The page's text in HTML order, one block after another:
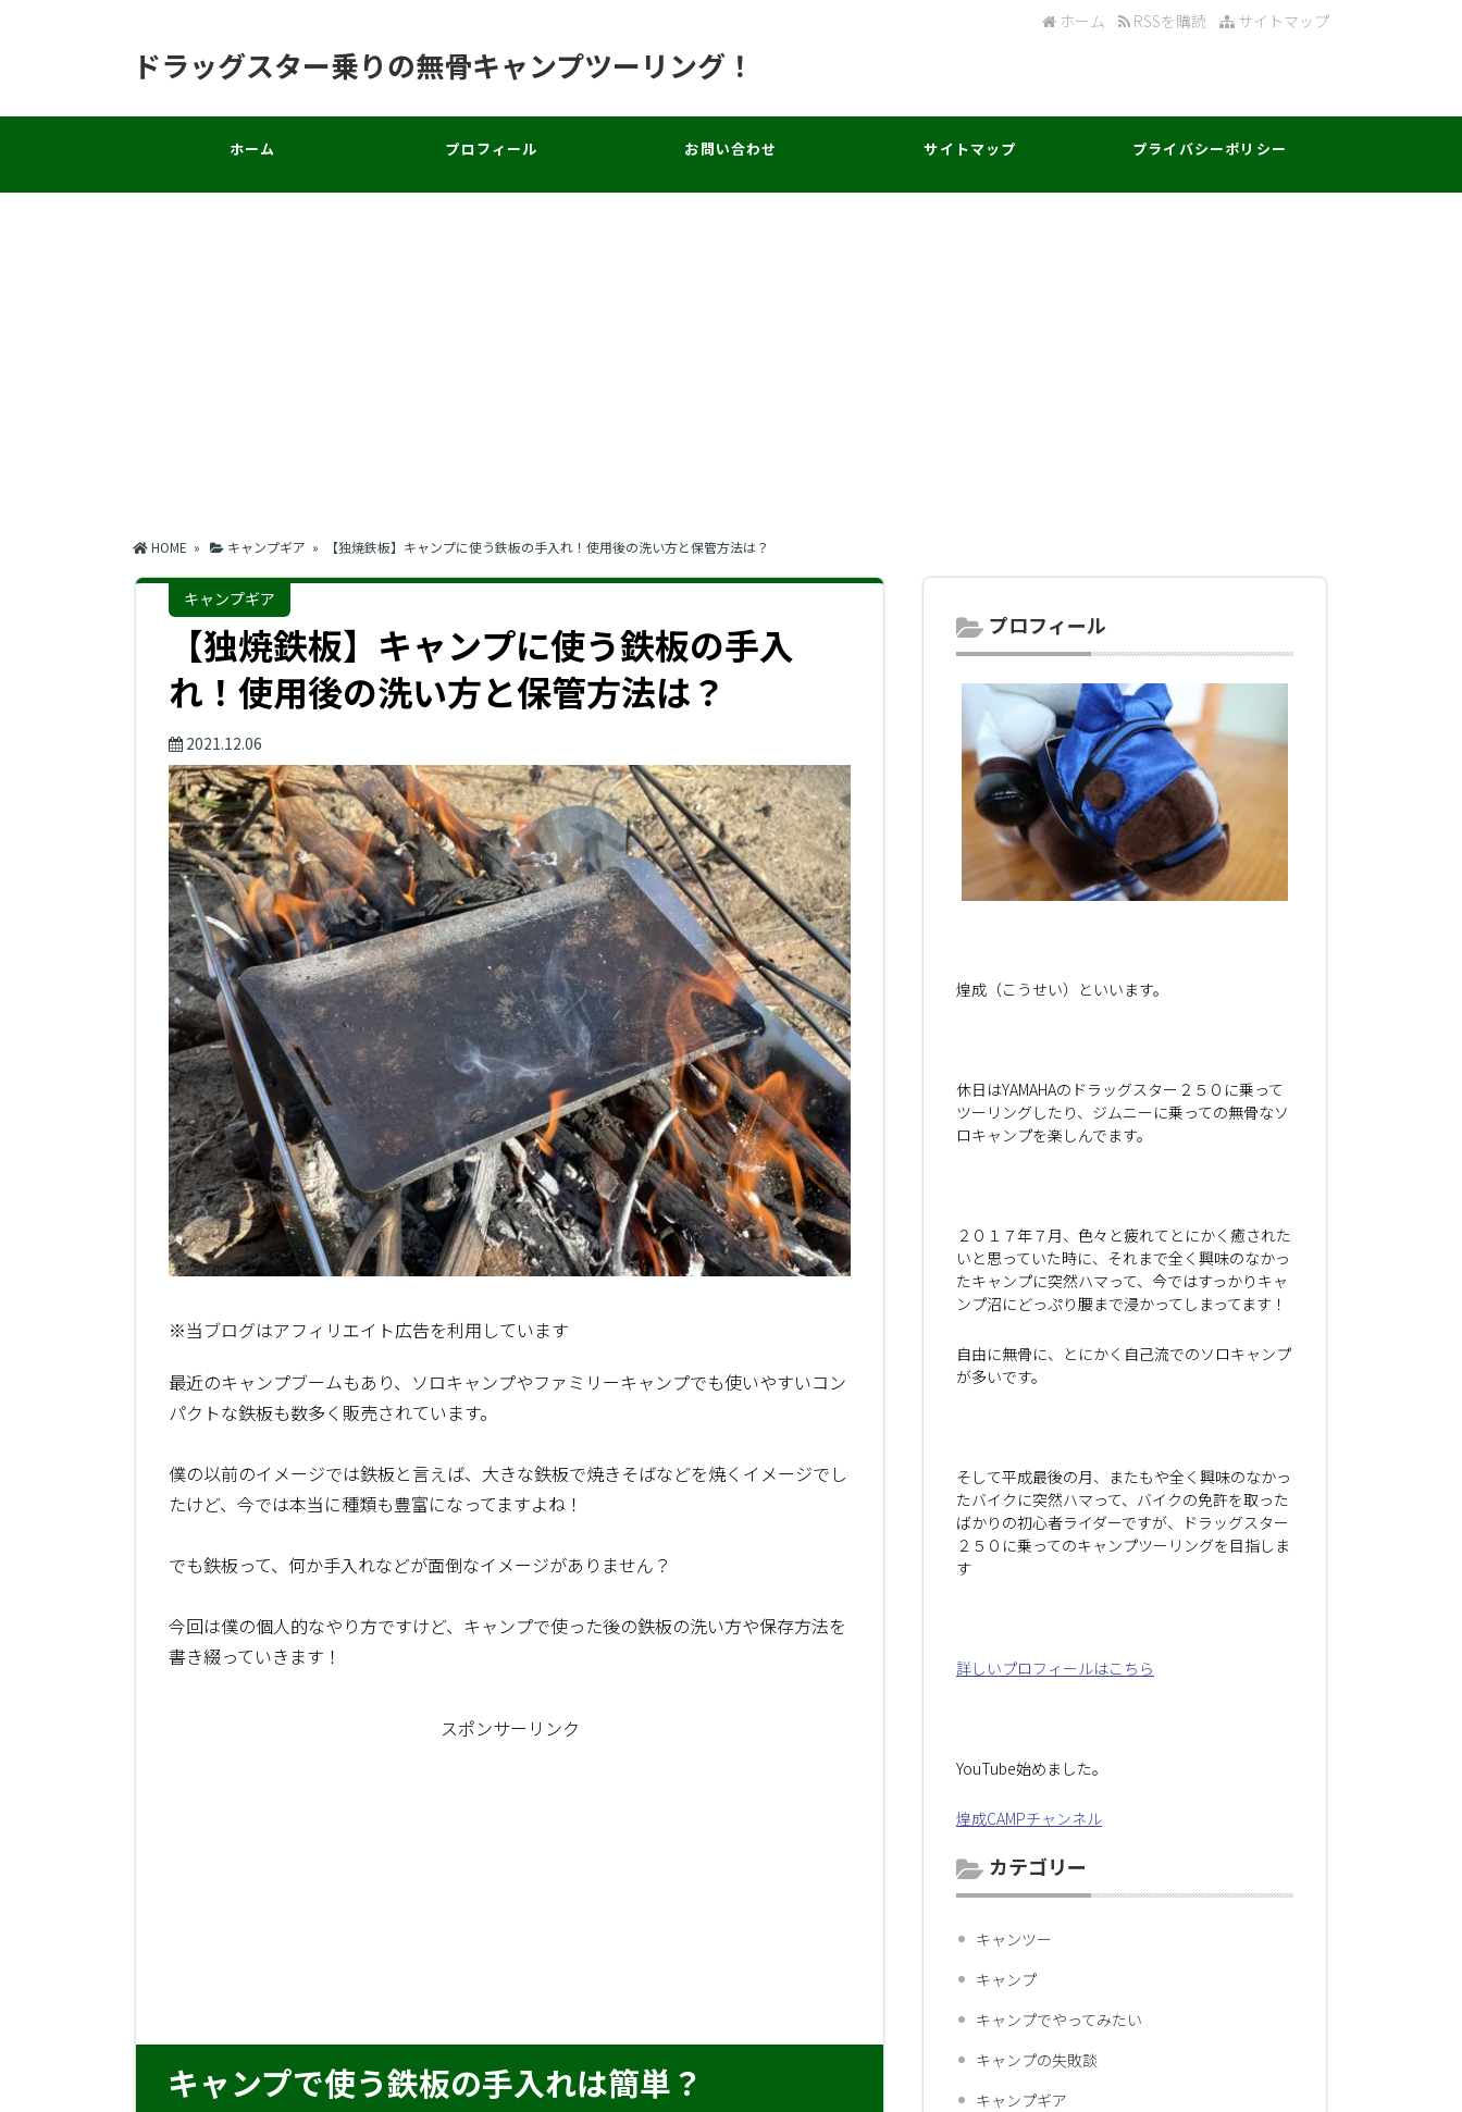
サイトマップ
RSSを購読
ホーム
ドラッグスター乗りの無骨キャンプツーリング！
ホーム プロフィール お問い合わせ サイトマップ プライバシーポリシー
HOME » キャンプギア » 【独焼鉄板】キャンプに使う鉄板の手入れ！使用後の洗い方と保管方法は？
キャンプギア
【独焼鉄板】キャンプに使う鉄板の手入
れ！使用後の洗い方と保管方法は？
2021.12.06
※当ブログはアフィリエイト広告を利用しています
最近のキャンプブームもあり、ソロキャンプやファミリーキャンプでも使いやすいコン
パクトな鉄板も数多く販売されています。
僕の以前のイメージでは鉄板と言えば、大きな鉄板で焼きそばなどを焼くイメージでし
たけど、今では本当に種類も豊富になってますよね！
でも鉄板って、何か手入れなどが面倒なイメージがありません？
今回は僕の個人的なやり方ですけど、キャンプで使った後の鉄板の洗い方や保存方法を
書き綴っていきます！
スポンサーリンク
キャンプで使う鉄板の手入れは簡単？
プロフィール
煌成（こうせい）といいます。
休日はYAMAHAのドラッグスター２５０に乗って
ツーリングしたり、ジムニーに乗っての無骨なソ
ロキャンプを楽しんでます。
２０１７年７月、色々と疲れてとにかく癒された
いと思っていた時に、それまで全く興味のなかっ
たキャンプに突然ハマって、今ではすっかりキャ
ンプ沼にどっぷり腰まで浸かってしまってます！
自由に無骨に、とにかく自己流でのソロキャンプ
が多いです。
そして平成最後の月、またもや全く興味のなかっ
たバイクに突然ハマって、バイクの免許を取った
ばかりの初心者ライダーですが、ドラッグスター
２５０に乗ってのキャンプツーリングを目指しま
す
詳しいプロフィールはこちら
YouTube始めました。
煌成CAMPチャンネル
カテゴリー
キャンツー
キャンプ
キャンプでやってみたい
キャンプの失敗談
キャンプギア